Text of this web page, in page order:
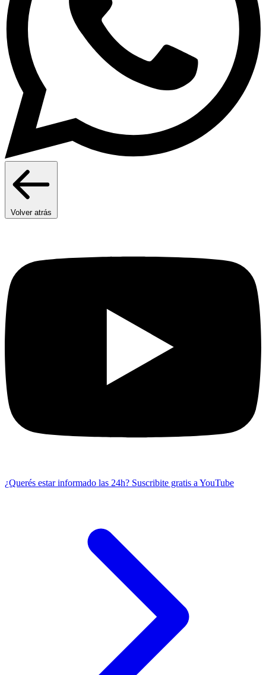
Volver atrás
¿Querés estar informado las 24h? Suscribite gratis a YouTube